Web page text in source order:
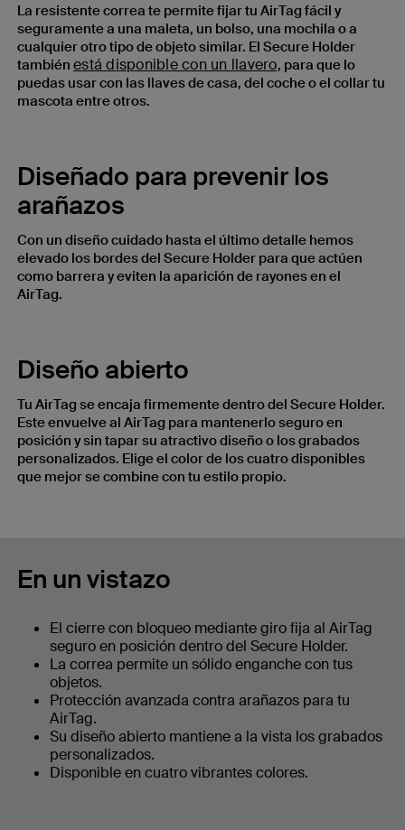
La resistente correa te permite fijar tu AirTag fácil y
seguramente a una maleta, un bolso, una mochila o a
cualquier otro tipo de objeto similar. El Secure Holder
también está disponible con un llavero, para que lo
puedas usar con las llaves de casa, del coche o el collar tu
mascota entre otros.
Diseñado para prevenir los
arañazos
Con un diseño cuidado hasta el último detalle hemos
elevado los bordes del Secure Holder para que actúen
como barrera y eviten la aparición de rayones en el
AirTag.
Diseño abierto
Tu AirTag se encaja firmemente dentro del Secure Holder.
Este envuelve al AirTag para mantenerlo seguro en
posición y sin tapar su atractivo diseño o los grabados
personalizados. Elige el color de los cuatro disponibles
que mejor se combine con tu estilo propio.
En un vistazo
El cierre con bloqueo mediante giro fija al AirTag
seguro en posición dentro del Secure Holder.
La correa permite un sólido enganche con tus
objetos.
Protección avanzada contra arañazos para tu
AirTag.
Su diseño abierto mantiene a la vista los grabados
personalizados.
Disponible en cuatro vibrantes colores.